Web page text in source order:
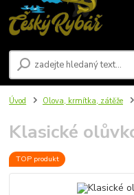
Úvod Olova, krmítka, zátěže
Klasické
TOP produkt